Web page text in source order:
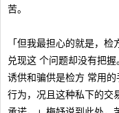
苦。
「但我最担心的就是，
兑现这 个问题却没有把
诱供和骗供是检方 常用
行为，况且这种私下的交